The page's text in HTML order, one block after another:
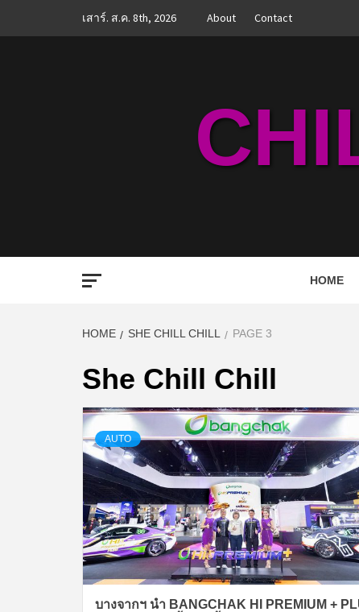
เสาร์. ส.ค. 8th, 2026 About Contact
HOME
HOME SHE CHILL CHILL PAGE 3
She Chill Chill
AUTO
บางจากฯ นำ BANGCHAK HI PREMIUM +